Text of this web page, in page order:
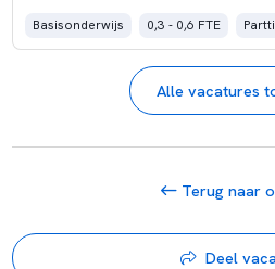
Basisonderwijs 0,3 - 0,6 FTE
Alle vacatures
Terug naar
Deel